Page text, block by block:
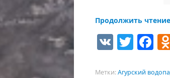
Продолжить чтение
VK
Метки:Агурский